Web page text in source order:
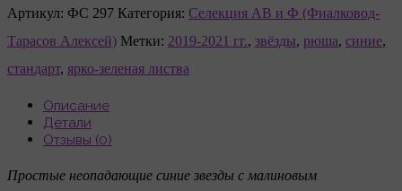
Артикул: ФС 297 Категория: Селекция АВ и Ф (Фиалковод-
Тарасов Алексей) Метки: 2019-2021 гг., звёзды, рюша, синие,
стандарт, ярко-зеленая листва
Описание
Детали
Отзывы (0)
Простые неопадающие синие звезды с малиновым